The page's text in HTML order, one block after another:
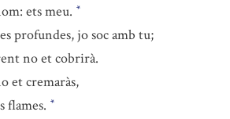
ets meu. *
profundes, jo soc amb tu;
no et cobrirà.
et cremaràs,
flames. *